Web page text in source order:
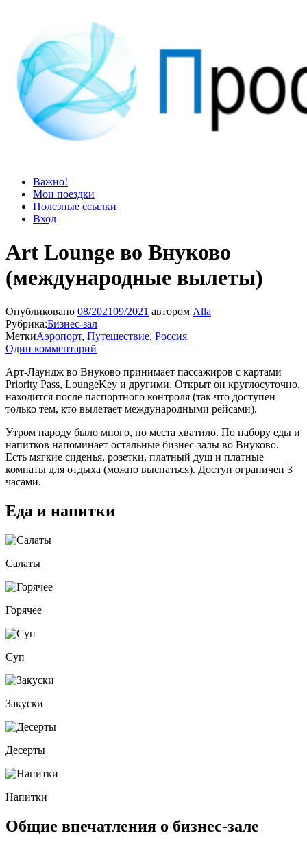
Просто блог
Мир удивительней, чем кажется
Важно!
Мои поездки
Полезные ссылки
Вход
Art Lounge во Внуково
(международные вылеты)
Опубликовано 08/202109/2021 автором Alla
Рубрика:Бизнес-зал
МеткиАэропорт, Путешествие, Россия
Один комментарий
Арт-Лаундж во Внуково принимает пассажиров с картами
Priority Pass, LoungeKey и другими. Открыт он круглосуточно,
находится после паспортного контроля (так что доступен
только тем, кто вылетает международными рейсами).
Утром народу было много, но места хватило. По набору еды и
напитков напоминает остальные бизнес-залы во Внуково.
Есть мягкие сиденья, розетки, платный душ и платные
комнаты для отдыха (можно выспаться). Доступ ограничен 3
часами.
Еда и напитки
Салаты
Горячее
Суп
Закуски
Десерты
Напитки
Общие впечатления о бизнес-зале